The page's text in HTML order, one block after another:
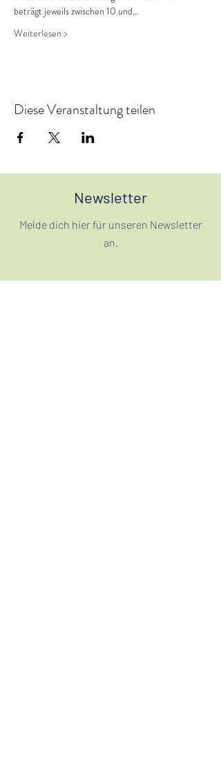
beträgt jeweils zwischen 10 und…
Weiterlesen >
Diese Veranstaltung teilen
Newsletter
Melde dich hier für unseren Newsletter
an.